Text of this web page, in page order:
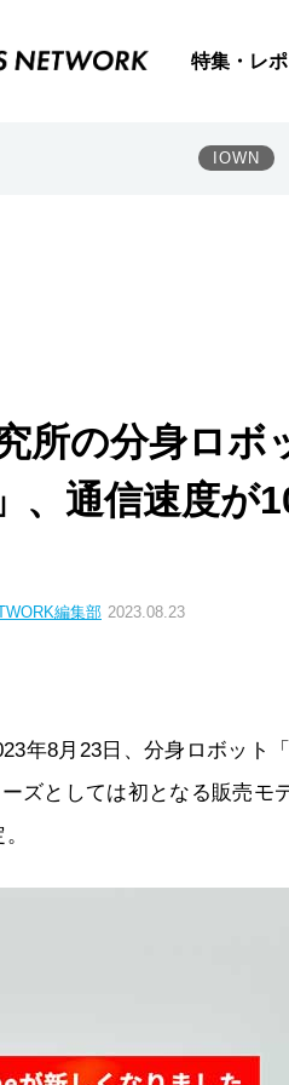
特集・レ
IOWN
所の分身ロ
、通信速度が
編集部 2023.08.23
年8月23日、分身ロボット
ズとしては初となる販売